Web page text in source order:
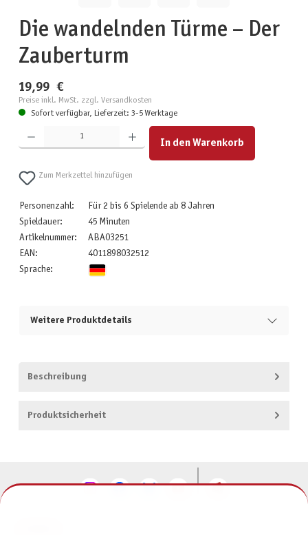
Die wandelnden Türme – Der
Zauberturm
19,99 €
Preise inkl. MwSt. zzgl. Versandkosten
Sofort verfügbar, Lieferzeit: 3-5 Werktage
Produkt Anzahl: Gib den gewünschten Wert ein oder benutze die Schaltflächen um die Anzahl zu
In den Warenkorb
Zum Merkzettel hinzufügen
Personenzahl:
Für 2 bis 6 Spielende ab 8 Jahren
Spieldauer:
45 Minuten
Artikelnummer:
ABA03251
EAN:
4011898032512
Sprache:
Weitere Produktdetails
Beschreibung
Produktsicherheit